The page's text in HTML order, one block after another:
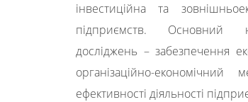
інвестиційна та
підприємств. Основний
досліджень – забезпечення
організаційно-економічний
ефективності діяльності